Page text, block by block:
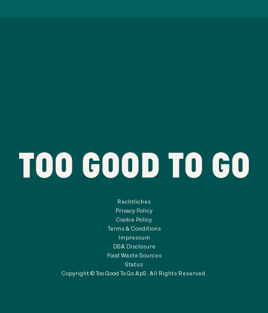
Rechtliches
Privacy Policy
Cookie Policy
Terms & Conditions
Impressum
DSA Disclosure
Food Waste Sources
Status
Copyright © Too Good To Go ApS. All Rights Reserved.